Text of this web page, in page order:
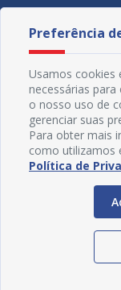
Preferência
Usamos cookies
necessárias
o nosso uso de
gerenciar suas
Para obter mais
como utilizamos
Política de